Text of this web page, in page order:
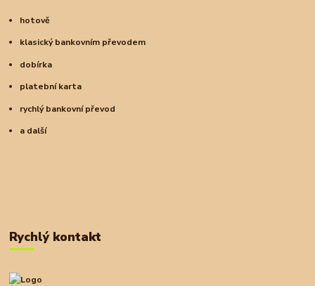
hotově
klasický bankovním převodem
dobírka
platební karta
rychlý bankovní převod
a další
Rychlý kontakt